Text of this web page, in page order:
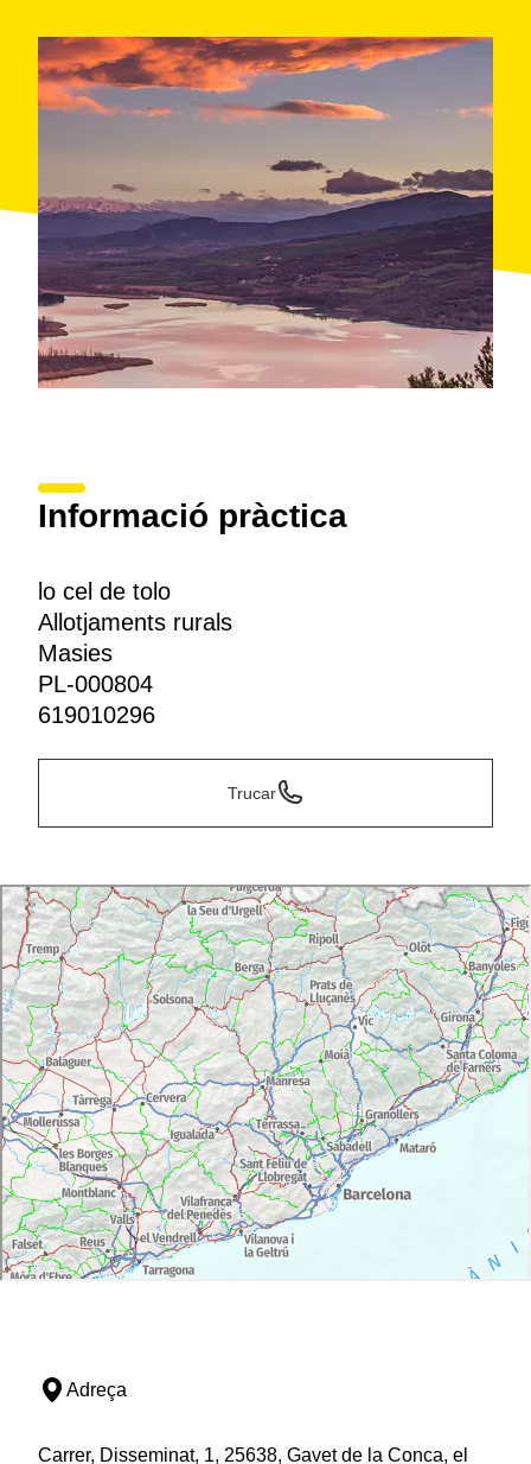
Informació pràctica
lo cel de tolo
Allotjaments rurals
Masies
PL-000804
619010296
Trucar
Adreça
Carrer, Disseminat, 1, 25638, Gavet de la Conca, el